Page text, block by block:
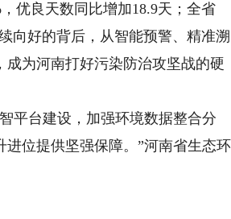
优良天数同比增加18.9天；全省
向好的背后，从智能预警、精准溯
为河南打好污染防治攻坚战的硬
台建设，加强环境数据整合分
位提供坚强保障。”河南省生态环